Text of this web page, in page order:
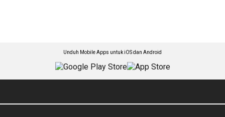
Unduh Mobile Apps untuk iOS dan Android